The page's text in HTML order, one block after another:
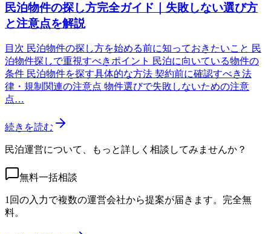
民泊物件の探し方完全ガイド｜失敗しない選び方
と注意点を解説
目次 民泊物件の探し方を始める前に知っておきたいこと 民
泊物件探しで重視すべきポイント 民泊に向いている物件の
条件 民泊物件を探す具体的な方法 契約前に確認すべき法
律・規制関連の注意点 物件選びで失敗しないための注意
点…
続きを読む
民泊運営について、もっと詳しく相談してみませんか？
無料一括相談
1回の入力で複数の運営会社から提案が届きます。完全無
料。